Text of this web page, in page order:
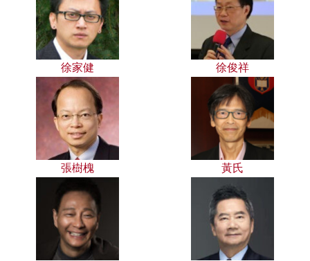
徐家健 徐俊祥
張樹槐 黃氏